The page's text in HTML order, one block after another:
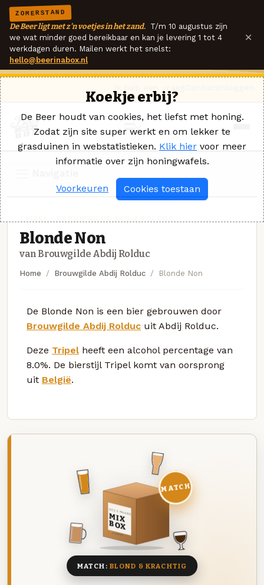
ZOMERSTAND
De Beer ligt met z'n voetjes in het zand. T/m 10 augustus zijn
we wat minder goed bereikbaar en kan je levering 1 tot 4
werkdagen duren. Mailen werkt het snelst:
hello@beerinabox.nl
×
Blonde Non
van Brouwgilde Abdij Rolduc
Home Brouwgilde Abdij Rolduc Blonde Non
De Blonde Non is een bier gebrouwen door
Brouwgilde Abdij Rolduc uit Abdij Rolduc.
Deze Tripel heeft een alcohol percentage van
8.0%. De bierstijl Tripel komt van oorsprong
uit België.
DEZE MAAND
MIX
BOX
8 BIEREN
MATCH
MATCH: BLOND & KRACHTIG
Koekje erbij?
De Beer houdt van cookies, het liefst met honing.
Zodat zijn site super werkt en om lekker te
grasduinen in webstatistieken. Klik hier voor meer
informatie over zijn honingwafels.
Voorkeuren Cookies toestaan